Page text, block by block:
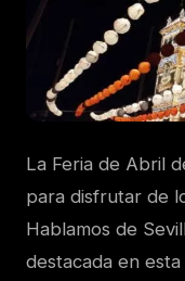
La Feria de Abril
para disfrutar de
Hablamos de
destacada en